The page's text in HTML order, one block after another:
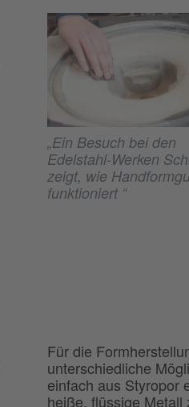
„Ein Besuch bei den
Edelstahl-Werken
zeigt, wie
funktioniert “
Für die
unterschiedliche
einfach aus Styropor
heiße, flüssige